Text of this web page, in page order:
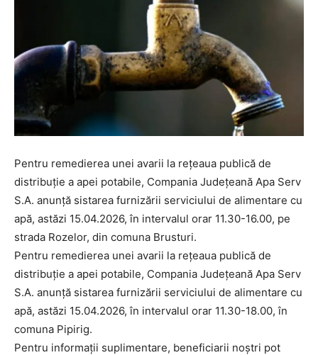
Pentru remedierea unei avarii la rețeaua publică de
distribuție a apei potabile, Compania Județeană Apa Serv
S.A. anunță sistarea furnizării serviciului de alimentare cu
apă, astăzi 15.04.2026, în intervalul orar 11.30-16.00, pe
strada Rozelor, din comuna Brusturi.
Pentru remedierea unei avarii la rețeaua publică de
distribuție a apei potabile, Compania Județeană Apa Serv
S.A. anunță sistarea furnizării serviciului de alimentare cu
apă, astăzi 15.04.2026, în intervalul orar 11.30-18.00, în
comuna Pipirig.
Pentru informații suplimentare, beneficiarii noștri pot